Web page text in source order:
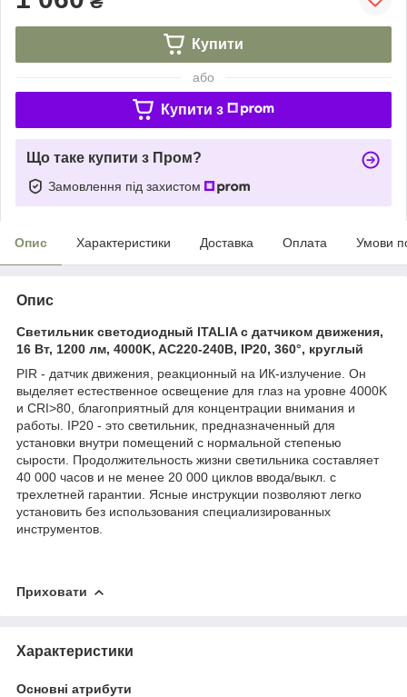
Купити
або
Купити з
Що таке купити з Пром?
Замовлення під захистом
Опис Характеристики Доставка Оплата Умови
Опис
Светильник светодиодный ITALIA с датчиком движения,
16 Вт, 1200 лм, 4000K, AC220-240В, IP20, 360°, круглый
PIR - датчик движения, реакционный на ИК-излучение. Он
выделяет естественное освещение для глаз на уровне 4000K
и CRI>80, благоприятный для концентрации внимания и
работы. IP20 - это светильник, предназначенный для
установки внутри помещений с нормальной степенью
сырости. Продолжительность жизни светильника составляет
40 000 часов и не менее 20 000 циклов ввода/выкл. с
трехлетней гарантии. Ясные инструкции позволяют легко
установить без использования специализированных
инструментов.
Приховати
Характеристики
Основні атрибути